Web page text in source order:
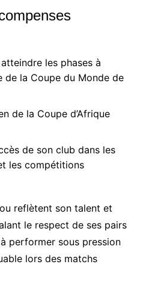
les phases à
de la Coupe du Monde de
de la Coupe d’Afrique
de son club dans les
les compétitions
reflètent son talent et
le respect de ses pairs
performer sous pression
lors des matchs